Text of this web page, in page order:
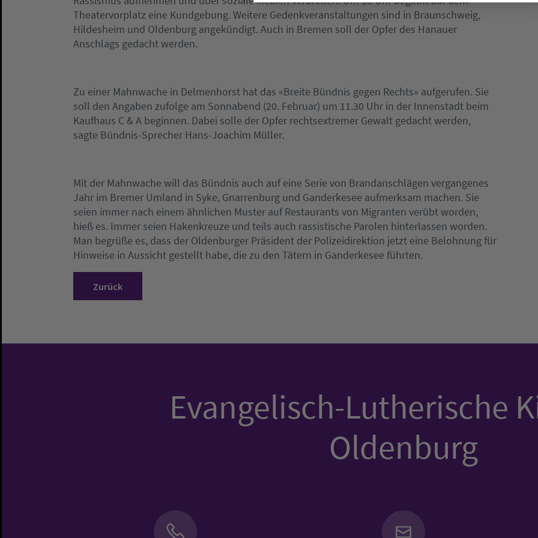
Theatervorplatz eine Kundgebung. Weitere Gedenkveranstaltungen sind in Braunschweig,
Hildesheim und Oldenburg angekündigt. Auch in Bremen soll der Opfer des Hanauer
Anschlags gedacht werden.
Zu einer Mahnwache in Delmenhorst hat das «Breite Bündnis gegen Rechts» aufgerufen. Sie
soll den Angaben zufolge am Sonnabend (20. Februar) um 11.30 Uhr in der Innenstadt beim
Kaufhaus C & A beginnen. Dabei solle der Opfer rechtsextremer Gewalt gedacht werden,
sagte Bündnis-Sprecher Hans-Joachim Müller.
Mit der Mahnwache will das Bündnis auch auf eine Serie von Brandanschlägen vergangenes
Jahr im Bremer Umland in Syke, Gnarrenburg und Ganderkesee aufmerksam machen. Sie
seien immer nach einem ähnlichen Muster auf Restaurants von Migranten verübt worden,
hieß es. Immer seien Hakenkreuze und teils auch rassistische Parolen hinterlassen worden.
Man begrüße es, dass der Oldenburger Präsident der Polizeidirektion jetzt eine Belohnung für
Hinweise in Aussicht gestellt habe, die zu den Tätern in Ganderkesee führten.
Zurück
Evangelisch-Lutherische
Oldenburg